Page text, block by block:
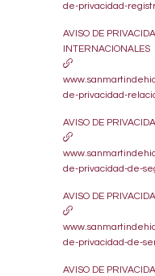
de-privacidad-
AVISO DE
INTERNACIONALES
de-privacidad-
AVISO DE
de-privacidad-de-
AVISO DE
de-privacidad-de-
AVISO DE